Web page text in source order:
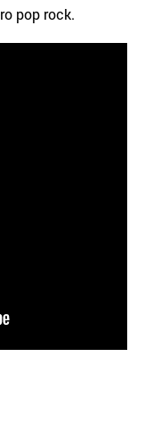
pop rock.